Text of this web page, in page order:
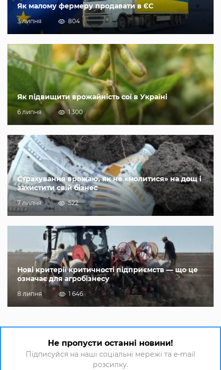
Як малому фермеру продавати в ЄС
3 липня 804
Як підвищити врожайність сої в Україні
6 липня 1 300
Страхування врожаю, як не «молитися» на дощ і
захистити свій бізнес
7 липня 522
Нові критерії критичності підприємств — що це
означає для агробізнесу
8 липня 1 646
Не пропусти останні новини!
Підписуйся на наші соціальні мережі та e-mail
розсилку.